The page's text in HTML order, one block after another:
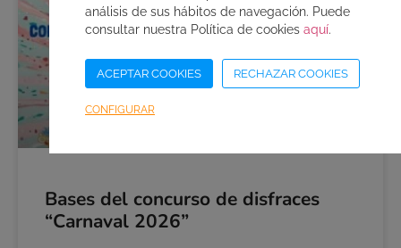
Bases del concurso de disfraces
“Carnaval 2026”
análisis de sus hábitos de navegación. Puede
consultar nuestra Política de cookies aquí.
ACEPTAR COOKIES RECHAZAR COOKIES
CONFIGURAR